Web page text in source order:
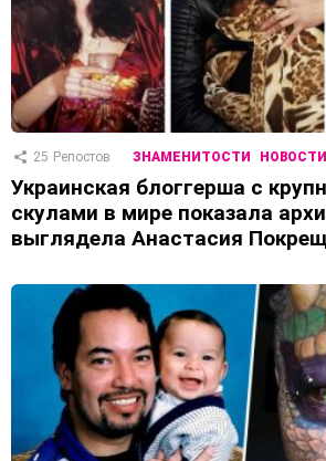
25 Репостов ЗНАМЕНИТОСТИ
Украинская блоггерша с
скулами в мире показала
выглядела Анастасия